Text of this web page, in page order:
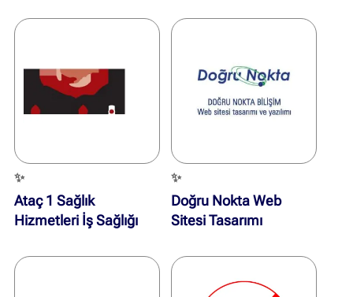
✨
Ataç 1 Sağlık
Hizmetleri İş Sağlığı
✨
Doğru Nokta Web
Sitesi Tasarımı